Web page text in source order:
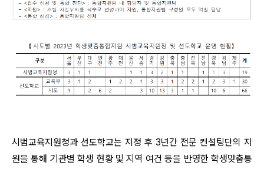
시범교육지원청과 선도학교는 지정 후 3년간 전문 컨설팅단의 지
원을 통해 기관별 학생 현황 및 지역 여건 등을 반영한 학생맞춤통